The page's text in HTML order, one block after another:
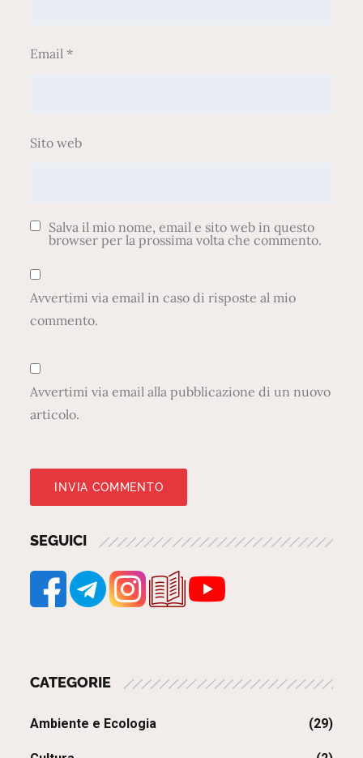
Email*
Sito web
Salva il mio nome, email e sito web in questo
browser per la prossima volta che commento.
Avvertimi via email in caso di risposte al mio
commento.
Avvertimi via email alla pubblicazione di un nuovo
articolo.
SEGUICI
CATEGORIE
Ambiente e Ecologia (29)